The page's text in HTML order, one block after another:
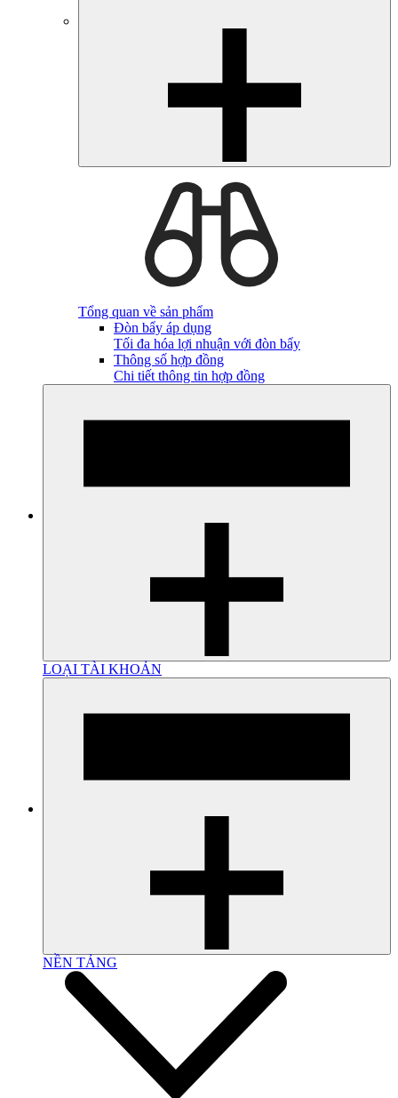
Tổng quan về sản phẩm
Đòn bẩy áp dụng
Tối đa hóa lợi nhuận với đòn bẩy
Thông số hợp đồng
Chi tiết thông tin hợp đồng
LOẠI TÀI KHOẢN
NỀN TẢNG